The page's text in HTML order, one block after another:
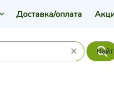
Доставка/оплата